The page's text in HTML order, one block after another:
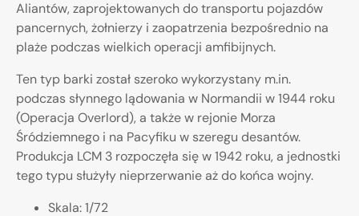
Aliantów, zaprojektowanych do transportu pojazdów
pancernych, żołnierzy i zaopatrzenia bezpośrednio na
plaże podczas wielkich operacji amfibijnych.
Ten typ barki został szeroko wykorzystany m.in.
podczas słynnego lądowania w Normandii w 1944 roku
(Operacja Overlord), a także w rejonie Morza
Śródziemnego i na Pacyfiku w szeregu desantów.
Produkcja LCM 3 rozpoczęła się w 1942 roku, a jednostki
tego typu służyły nieprzerwanie aż do końca wojny.
Skala: 1/72